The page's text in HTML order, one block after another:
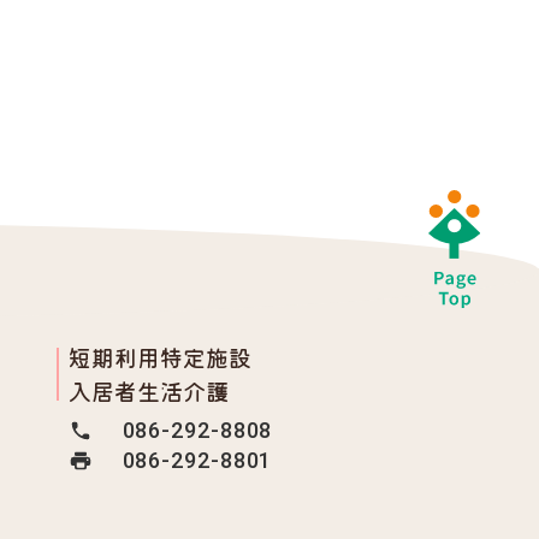
短期利用特定施設
入居者生活介護
086-292-8808
086-292-8801